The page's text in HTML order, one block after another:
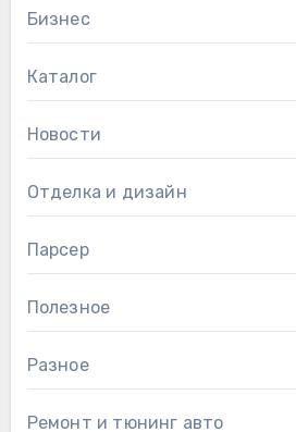
Бизнес
Каталог
Новости
Отделка и дизайн
Парсер
Полезное
Разное
Ремонт и тюнинг авто